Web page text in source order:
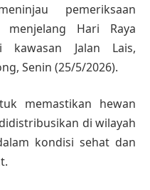
pemeriksaan
Hari Raya
Jalan Lais,
Senin (25/5/2026).
memastikan hewan
di wilayah
kondisi sehat dan